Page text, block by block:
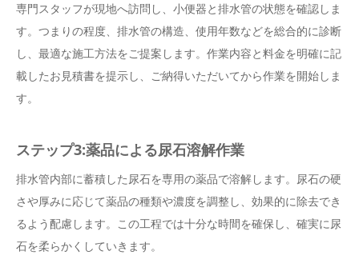
専門スタッフが現地へ訪問し、小便器と排水管の状態を確認しま
す。つまりの程度、排水管の構造、使用年数などを総合的に診断
し、最適な施工方法をご提案します。作業内容と料金を明確に記
載したお見積書を提示し、ご納得いただいてから作業を開始しま
す。
ステップ3:薬品による尿石溶解作業
排水管内部に蓄積した尿石を専用の薬品で溶解します。尿石の硬
さや厚みに応じて薬品の種類や濃度を調整し、効果的に除去でき
るよう配慮します。この工程では十分な時間を確保し、確実に尿
石を柔らかくしていきます。